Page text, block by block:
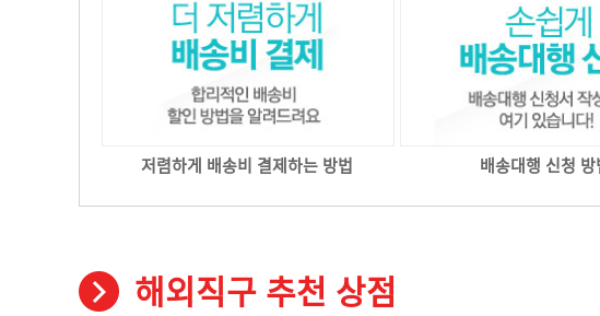
저렴하게 배송비 결제하는 방법 배송대행 신청 방
해외직구 추천 상점